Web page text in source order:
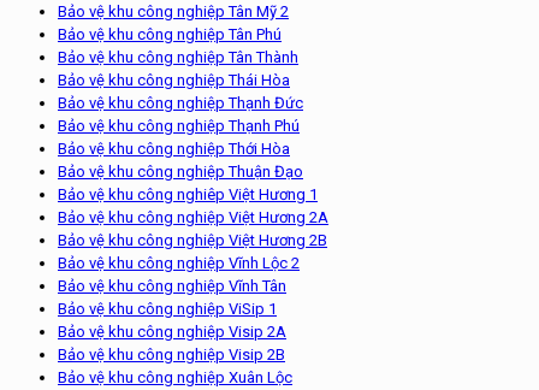
Bảo vệ khu công nghiệp Tân Mỹ 2
Bảo vệ khu công nghiệp Tân Phú
Bảo vệ khu công nghiệp Tân Thành
Bảo vệ khu công nghiệp Thái Hòa
Bảo vệ khu công nghiệp Thạnh Đức
Bảo vệ khu công nghiệp Thạnh Phú
Bảo vệ khu công nghiệp Thới Hòa
Bảo vệ khu công nghiệp Thuận Đạo
Bảo vệ khu công nghiêp Việt Hương 1
Bảo vệ khu công nghiệp Việt Hương 2A
Bảo vệ khu công nghiệp Việt Hương 2B
Bảo vệ khu công nghiệp Vĩnh Lộc 2
Bảo vệ khu công nghiệp Vĩnh Tân
Bảo vệ khu công nghiệp ViSip 1
Bảo vệ khu công nghiệp Visip 2A
Bảo vệ khu công nghiệp Visip 2B
Bảo vệ khu công nghiệp Xuân Lộc